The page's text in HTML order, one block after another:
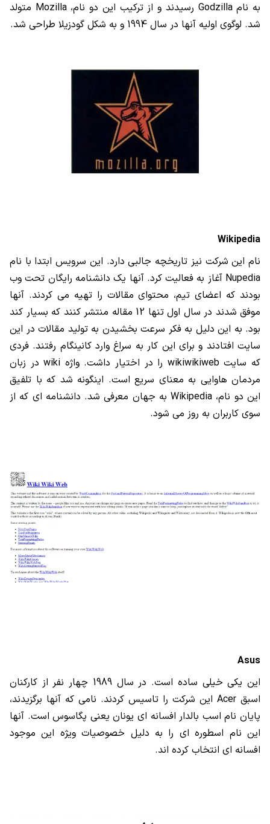
به نامGodzilla رسیدند و از ترکیب این دو نام،Mozilla متولد
شد. لوگوی اولیه آنها در سال 1994 و به شکل گودزیلا طراحی شد.
Wikipedia
نام این شرکت نیز تاریخچه جالبی دارد. این سرویس ابتدا با نام
Nupedia آغاز به فعالیت کرد. آنها یک دانشنامه رایگان تحت وب
بودند که اعضای تیم، محتوای مقالات را تهیه می کردند. آنها
موفق شدند در سال اول تنها 12 مقاله منتشر کنند که بسیار کند
بود. به این دلیل به فکر سرعت بخشیدن به تولید مقالات در این
سایت افتادند و برای این کار به سراغ وارد کانینگام رفتند. فردی
که سایتwikiwikiweb را در اختیار داشت. واژه wikiدر زبان
مردمان هاوایی به معنای سریع است. اینگونه شد که با تلفیق
این دو نام، Wikipediaبه جهان معرفی شد. دانشنامه ای که از
سوی کاربران به روز می شود.
Asus
این یکی خیلی ساده است. در سال 1989 چهار نفر از کارکنان
اسبق Acer این شرکت را تاسیس کردند. نامی که آنها برگزیدند،
پایان نام اسب بالدار افسانه ای یونان یعنی پگاسوس است. آنها
این نام اسطوره ای را به دلیل خصوصیات ویژه این موجود
افسانه ای انتخاب کرده اند.